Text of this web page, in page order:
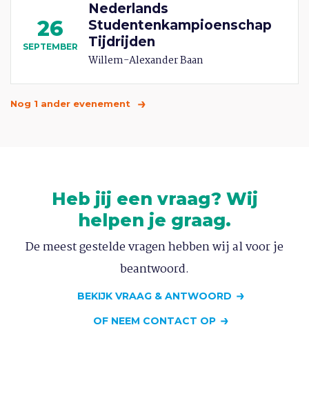
26
SEPTEMBER
Nederlands
Studentenkampioenschap
Tijdrijden
Willem-Alexander Baan
Nog 1 ander evenement
Heb jij een vraag? Wij
helpen je graag.
De meest gestelde vragen hebben wij al voor je
beantwoord.
BEKIJK VRAAG & ANTWOORD
OF NEEM CONTACT OP